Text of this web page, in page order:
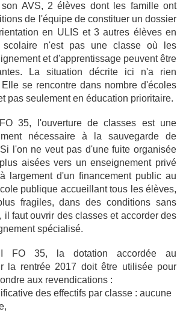
AVS, 2 élèves dont les famille ont
de l'équipe de constituer un dossier
en ULIS et 3 autres élèves en
scolaire n'est pas une classe où les
et d'apprentissage peuvent être
La situation décrite ici n'a rien
se rencontre dans nombre d'écoles
pas seulement en éducation prioritaire.
35, l'ouverture de classes est une
nécessaire à la sauvegarde de
l'on ne veut pas d'une fuite organisée
aisées vers un enseignement privé
largement d'un financement public au
publique accueillant tous les élèves,
fragiles, dans des conditions sans
il faut ouvrir des classes et accorder des
spécialisé.
FO 35, la dotation accordée au
la rentrée 2017 doit être utilisée pour
aux revendications :
des effectifs par classe : aucune